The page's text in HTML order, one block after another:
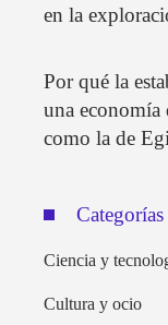
en la
Por qué la
una economía
como la de
Categorías
Ciencia y
Cultura y ocio